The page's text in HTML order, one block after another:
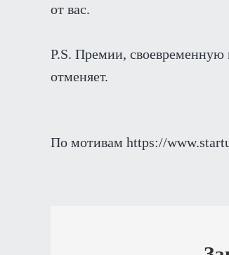
от вас.
P.S. Премии, своевременную
отменяет.
По мотивам https://